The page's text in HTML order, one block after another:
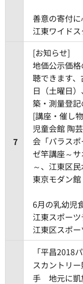
善意の寄付
江東ワイド
7
[お知らせ]
地価公示価
聴できます
日（土曜日
築・測量登
[講座・催し
児童会館 陶
会「パラス
ゼ竿講座～
～、江東区
東京モダン
6月の乳幼児
江東スポー
江東区スポ
「平昌2018
スカントリ
手 地元に凱